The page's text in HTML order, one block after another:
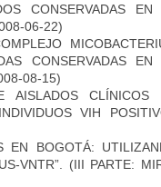
CONSERVADAS EN
06-22)
CONSERVADAS EN
08-15)
AISLADOS CLÍNICOS
VIH
EN BOGOTÁ:
VNTR”. (III PARTE: